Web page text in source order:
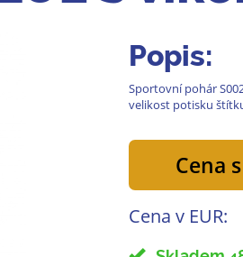
Popis:
Sportovní pohár
velikost potisku
Cena
Cena v EUR: